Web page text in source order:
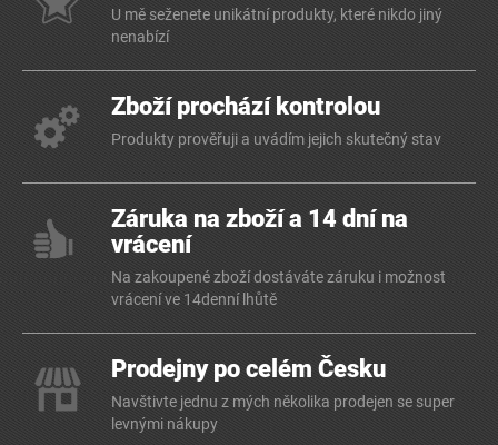
U mě seženete unikátní produkty, které nikdo jiný
nenabízí
Zboží prochází kontrolou
Produkty prověřuji a uvádím jejich skutečný stav
Záruka na zboží a 14 dní na
vrácení
Na zakoupené zboží dostáváte záruku i možnost
vrácení ve 14denní lhůtě
Prodejny po celém Česku
Navštivte jednu z mých několika prodejen se super
levnými nákupy